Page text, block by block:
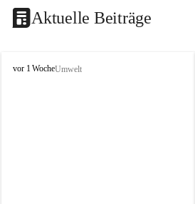
Aktuelle Beiträge
V
vor 1 WocheUmwelt